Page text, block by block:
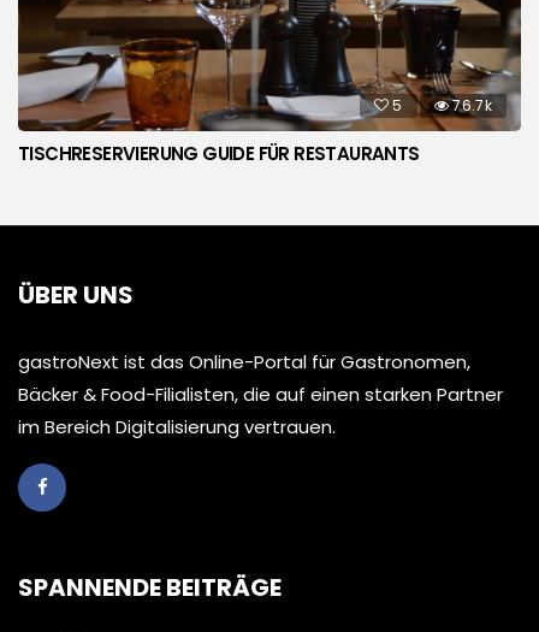
5 76.7k
TISCHRESERVIERUNG GUIDE FÜR RESTAURANTS
ÜBER UNS
gastroNext ist das Online-Portal für Gastronomen,
Bäcker & Food-Filialisten, die auf einen starken Partner
im Bereich Digitalisierung vertrauen.
SPANNENDE BEITRÄGE